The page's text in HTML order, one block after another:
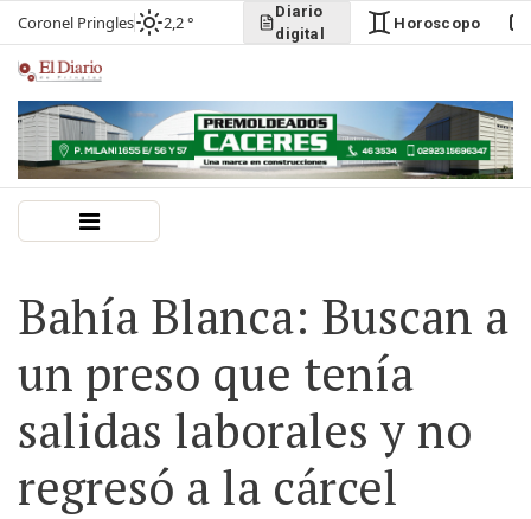
Coronel Pringles 2,2 °
Diario
digital
Horoscopo
Bahía Blanca: Buscan a
un preso que tenía
salidas laborales y no
regresó a la cárcel